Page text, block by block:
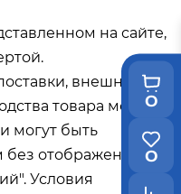
0
0
на сайте,
внешний
товара могут
могут быть
отображения в
Условия